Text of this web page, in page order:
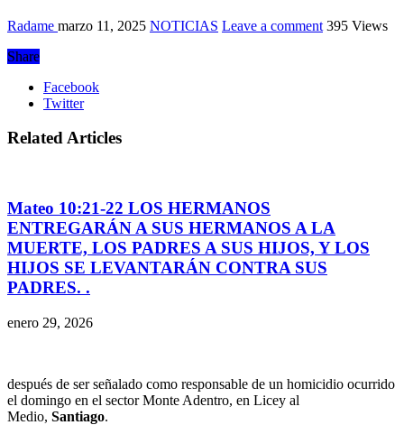
Radame marzo 11, 2025 NOTICIAS Leave a comment 395 Views
Share
Facebook
Twitter
Related Articles
Mateo 10:21-22 LOS HERMANOS
ENTREGARÁN A SUS HERMANOS A LA
MUERTE, LOS PADRES A SUS HIJOS, Y LOS
HIJOS SE LEVANTARÁN CONTRA SUS
PADRES. .
enero 29, 2026
después de ser señalado como responsable de un homicidio ocurrido
el domingo en el sector Monte Adentro, en Licey al
Medio, Santiago.